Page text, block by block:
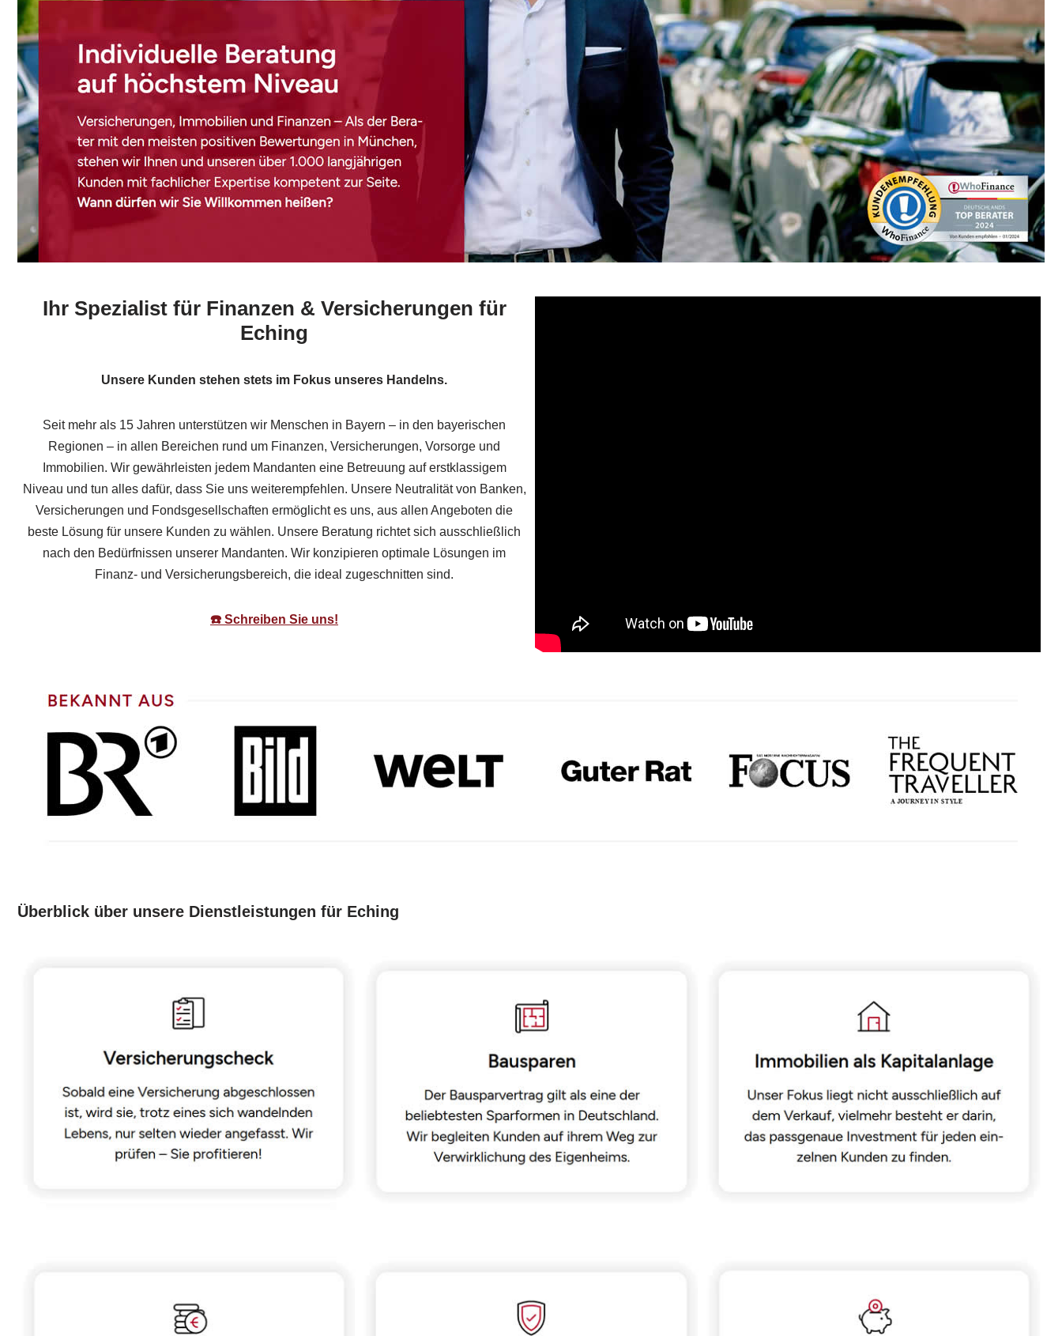
Ihr Spezialist für Finanzen & Versicherungen für
Eching
Unsere Kunden stehen stets im Fokus unseres Handelns.
Seit mehr als 15 Jahren unterstützen wir Menschen in Bayern – in den bayerischen
Regionen – in allen Bereichen rund um Finanzen, Versicherungen, Vorsorge und
Immobilien. Wir gewährleisten jedem Mandanten eine Betreuung auf erstklassigem
Niveau und tun alles dafür, dass Sie uns weiterempfehlen. Unsere Neutralität von Banken,
Versicherungen und Fondsgesellschaften ermöglicht es uns, aus allen Angeboten die
beste Lösung für unsere Kunden zu wählen. Unsere Beratung richtet sich ausschließlich
nach den Bedürfnissen unserer Mandanten. Wir konzipieren optimale Lösungen im
Finanz- und Versicherungsbereich, die ideal zugeschnitten sind.
☎️ Schreiben Sie uns!
Überblick über unsere Dienstleistungen für Eching